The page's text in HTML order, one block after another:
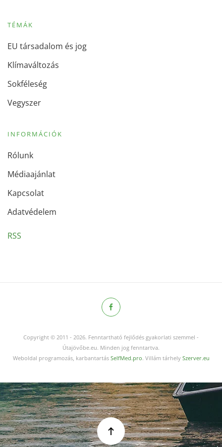
TÉMÁK
EU társadalom és jog
Klímaváltozás
Sokféleség
Vegyszer
INFORMÁCIÓK
Rólunk
Médiaajánlat
Kapcsolat
Adatvédelem
RSS
Copyright © 2011 - 2026. Fenntartható fejlődés gyakorlati szemmel -
Útajövőbe.eu. Minden jog fenntartva.
Weboldal programozás, karbantartás SelfMed.pro. Villám tárhely Szerver.eu